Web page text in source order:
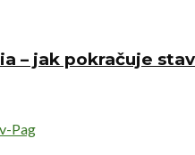
– jak pokračuje